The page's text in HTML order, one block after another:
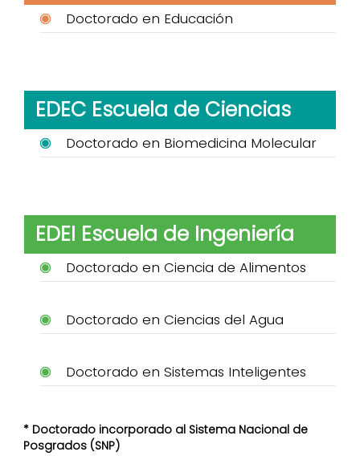
Doctorado en Educación
EDEC Escuela de Ciencias
Doctorado en Biomedicina Molecular
EDEI Escuela de Ingeniería
Doctorado en Ciencia de Alimentos
Doctorado en Ciencias del Agua
Doctorado en Sistemas Inteligentes
* Doctorado incorporado al Sistema Nacional de
Posgrados (SNP)